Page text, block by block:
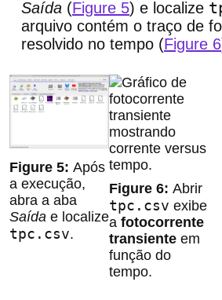
Saída (Figure 5) e localize
arquivo contém o traço de
resolvido no tempo (Figure 6
Após
a execução,
abra a aba
Saída e localize
tpc.csv.
Abrir
tpc.csv exibe
afotocorrente
transiente em
função do
tempo.